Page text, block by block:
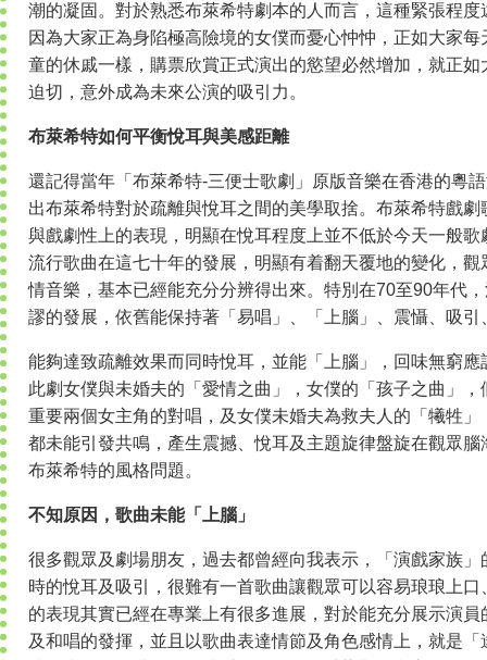
潮的凝固。對於熟悉布萊希特劇本的人而言，這種緊張程
因為大家正為身陷極高險境的女僕而憂心忡忡，正如大家
童的休戚一樣，購票欣賞正式演出的慾望必然增加，就正
迫切，意外成為未來公演的吸引力。
布萊希特如何平衡悅耳與美感距離
還記得當年「布萊希特-三便士歌劇」原版音樂在香港的粵
出布萊希特對於疏離與悅耳之間的美學取捨。布萊希特戲
與戲劇性上的表現，明顯在悅耳程度上並不低於今天一般
流行歌曲在這七十年的發展，明顯有着翻天覆地的變化，
情音樂，基本已經能充分分辨得出來。特別在70至90年代
謬的發展，依舊能保持著「易唱」、「上腦」、震懾、吸引
能夠達致疏離效果而同時悅耳，並能「上腦」，回味無窮
此劇女僕與未婚夫的「愛情之曲」，女僕的「孩子之曲」
重要兩個女主角的對唱，及女僕未婚夫為救夫人的「犧牲
都未能引發共鳴，產生震撼、悅耳及主題旋律盤旋在觀眾
布萊希特的風格問題。
不知原因，歌曲未能「上腦」
很多觀眾及劇場朋友，過去都曾經向我表示，「演戲家族
時的悅耳及吸引，很難有一首歌曲讓觀眾可以容易琅琅上
的表現其實已經在專業上有很多進展，對於能充分展示演
及和唱的發揮，並且以歌曲表達情節及角色感情上，就是